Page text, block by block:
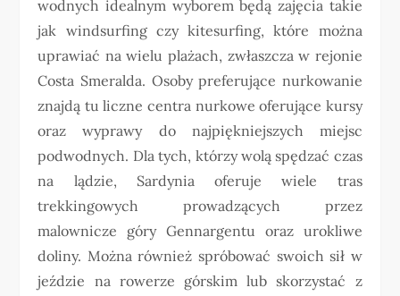
wodnych idealnym wyborem będą zajęcia takie
jak windsurfing czy kitesurfing, które można
uprawiać na wielu plażach, zwłaszcza w rejonie
Costa Smeralda. Osoby preferujące nurkowanie
znajdą tu liczne centra nurkowe oferujące kursy
oraz wyprawy do najpiękniejszych miejsc
podwodnych. Dla tych, którzy wolą spędzać czas
na lądzie, Sardynia oferuje wiele tras
trekkingowych prowadzących przez
malownicze góry Gennargentu oraz urokliwe
doliny. Można również spróbować swoich sił w
jeździe na rowerze górskim lub skorzystać z